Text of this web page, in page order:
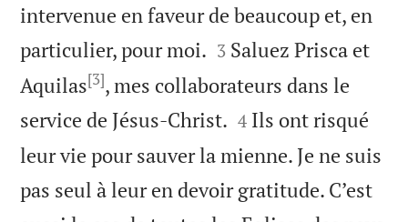
intervenue en faveur de beaucoup et, en
particulier, pour moi. 

3 Saluez Prisca et
Aquilas[3], mes collaborateurs dans le
service de Jésus-Christ. 

4 Ils ont risqué
leur vie pour sauver la mienne. Je ne suis
pas seul à leur en devoir gratitude. C’est